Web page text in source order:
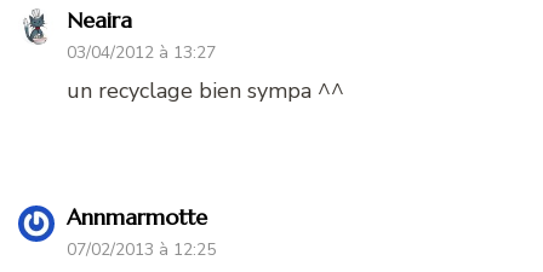
Neaira
03/04/2012 à 13:27
un recyclage bien sympa ^^
Annmarmotte
07/02/2013 à 12:25